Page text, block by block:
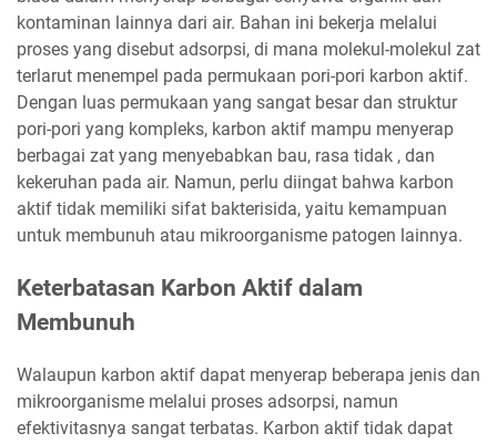
kontaminan lainnya dari air. Bahan ini bekerja melalui
proses yang disebut adsorpsi, di mana molekul-molekul zat
terlarut menempel pada permukaan pori-pori karbon aktif.
Dengan luas permukaan yang sangat besar dan struktur
pori-pori yang kompleks, karbon aktif mampu menyerap
berbagai zat yang menyebabkan bau, rasa tidak , dan
kekeruhan pada air. Namun, perlu diingat bahwa karbon
aktif tidak memiliki sifat bakterisida, yaitu kemampuan
untuk membunuh atau mikroorganisme patogen lainnya.
Keterbatasan Karbon Aktif dalam
Membunuh
Walaupun karbon aktif dapat menyerap beberapa jenis dan
mikroorganisme melalui proses adsorpsi, namun
efektivitasnya sangat terbatas. Karbon aktif tidak dapat